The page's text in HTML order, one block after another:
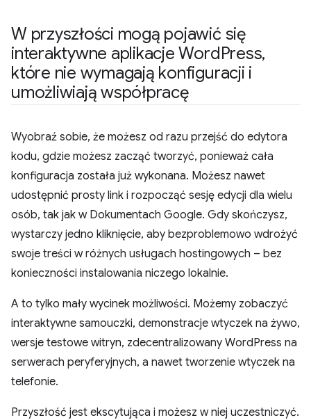
W przyszłości mogą pojawić się
interaktywne aplikacje WordPress,
które nie wymagają konfiguracji i
umożliwiają współpracę
Wyobraź sobie, że możesz od razu przejść do edytora
kodu, gdzie możesz zacząć tworzyć, ponieważ cała
konfiguracja została już wykonana. Możesz nawet
udostępnić prosty link i rozpocząć sesję edycji dla wielu
osób, tak jak w Dokumentach Google. Gdy skończysz,
wystarczy jedno kliknięcie, aby bezproblemowo wdrożyć
swoje treści w różnych usługach hostingowych – bez
konieczności instalowania niczego lokalnie.
A to tylko mały wycinek możliwości. Możemy zobaczyć
interaktywne samouczki, demonstracje wtyczek na żywo,
wersje testowe witryn, zdecentralizowany WordPress na
serwerach peryferyjnych, a nawet tworzenie wtyczek na
telefonie.
Przyszłość jest ekscytująca i możesz w niej uczestniczyć.